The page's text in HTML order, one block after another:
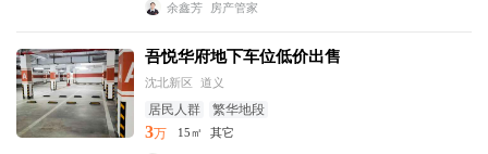
余鑫芳 房产管家
吾悦华府地下车位低价出售
沈北新区 道义
居民人群 繁华地段
3万 15㎡ 其它